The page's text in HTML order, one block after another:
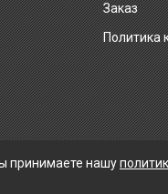
Заказ
Политика
принимаете нашу